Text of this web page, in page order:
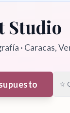
Studio
· Caracas,
☆